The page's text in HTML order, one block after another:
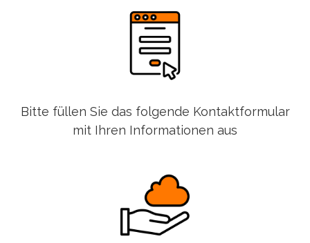
Bitte füllen Sie das folgende Kontaktformular
mit Ihren Informationen aus